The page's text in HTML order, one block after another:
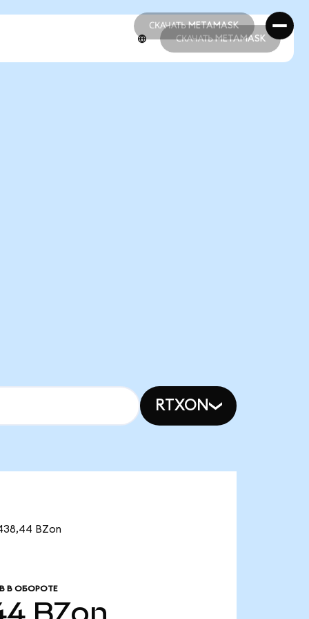
СКАЧАТЬ METAMASK
СКАЧАТЬ METAMASK
СКАЧАТЬ METAMASK
RTXON
BZon
В ОБОРОТЕ